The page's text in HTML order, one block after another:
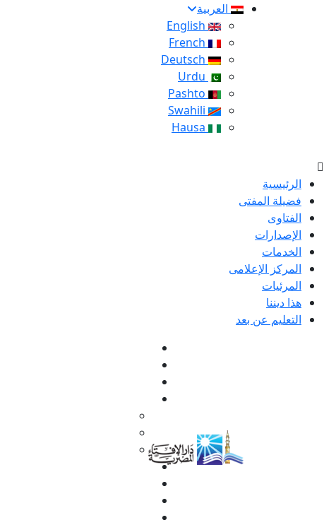
العربية
الرئيسية
فضيلة المفتى
الفتاوى
الإصدارات
الخدمات
المركز الإعلامى
المرئيات
هذا ديننا
التعليم عن بعد